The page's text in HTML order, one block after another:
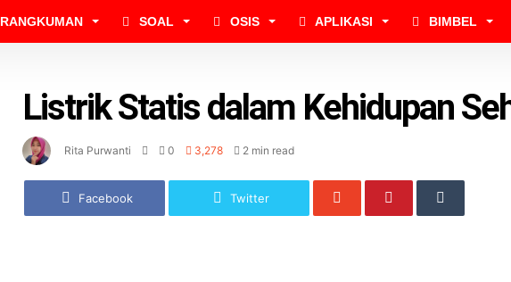
RANGKUMAN SOAL OSIS APLIKASI BIMBEL
Listrik Statis dalam Kehidupan
Rita Purwanti 0 3,278 2 min read
Facebook Twitter